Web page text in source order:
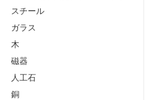
スチール
ガラス
木
磁器
人工石
銅